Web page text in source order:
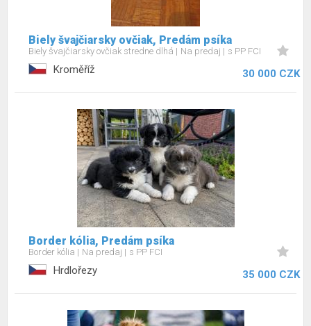
Biely švajčiarsky ovčiak, Predám psíka
Biely švajčiarsky ovčiak stredne dlhá Na predaj s PP FCI
Kroměříž 30 000 CZK
Border kólia, Predám psíka
Border kólia Na predaj s PP FCI
Hrdlořezy 35 000 CZK